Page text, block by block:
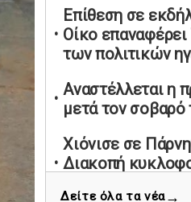
Καύσιμα
ΕΕ για επάρκεια
ένταση
Βελόπουλος:
αρχηγούς για
Πρωτομαγιά
01/05/2026 | 19:33
Επίθεση σε
Οίκο
των πολιτικών
Αναστέλλεται η
μετά τον σοβαρό
Χιόνισε σε
Διακοπή
Δείτε όλα τα νέα→